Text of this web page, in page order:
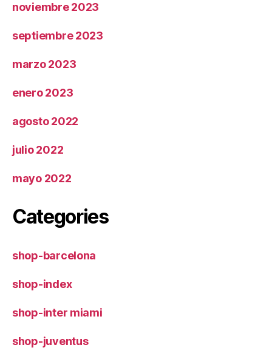
noviembre 2023
septiembre 2023
marzo 2023
enero 2023
agosto 2022
julio 2022
mayo 2022
Categories
shop-barcelona
shop-index
shop-inter miami
shop-juventus